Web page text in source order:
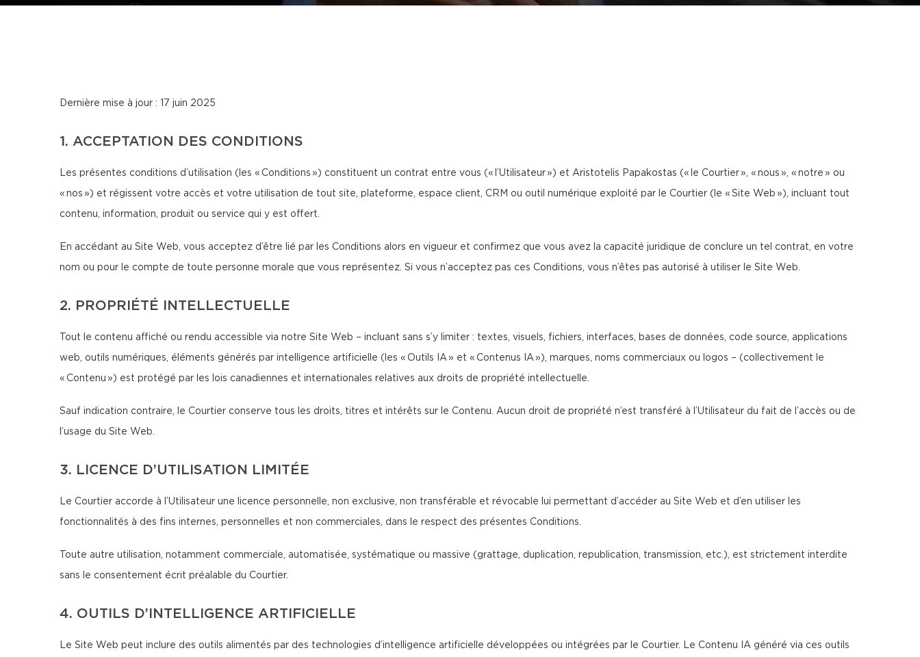
Dernière mise à jour : 17 juin 2025
1. ACCEPTATION DES CONDITIONS
Les présentes conditions d’utilisation (les « Conditions ») constituent un contrat entre vous (« l’Utilisateur ») et Aristotelis Papakostas (« le Courtier », « nous », « notre » ou
« nos ») et régissent votre accès et votre utilisation de tout site, plateforme, espace client, CRM ou outil numérique exploité par le Courtier (le « Site Web »), incluant tout
contenu, information, produit ou service qui y est offert.
En accédant au Site Web, vous acceptez d’être lié par les Conditions alors en vigueur et confirmez que vous avez la capacité juridique de conclure un tel contrat, en votre
nom ou pour le compte de toute personne morale que vous représentez. Si vous n’acceptez pas ces Conditions, vous n’êtes pas autorisé à utiliser le Site Web.
2. PROPRIÉTÉ INTELLECTUELLE
Tout le contenu affiché ou rendu accessible via notre Site Web – incluant sans s’y limiter : textes, visuels, fichiers, interfaces, bases de données, code source, applications
web, outils numériques, éléments générés par intelligence artificielle (les « Outils IA » et « Contenus IA »), marques, noms commerciaux ou logos – (collectivement le
« Contenu ») est protégé par les lois canadiennes et internationales relatives aux droits de propriété intellectuelle.
Sauf indication contraire, le Courtier conserve tous les droits, titres et intérêts sur le Contenu. Aucun droit de propriété n’est transféré à l’Utilisateur du fait de l’accès ou de
l’usage du Site Web.
3. LICENCE D’UTILISATION LIMITÉE
Le Courtier accorde à l’Utilisateur une licence personnelle, non exclusive, non transférable et révocable lui permettant d’accéder au Site Web et d’en utiliser les
fonctionnalités à des fins internes, personnelles et non commerciales, dans le respect des présentes Conditions.
Toute autre utilisation, notamment commerciale, automatisée, systématique ou massive (grattage, duplication, republication, transmission, etc.), est strictement interdite
sans le consentement écrit préalable du Courtier.
4. OUTILS D’INTELLIGENCE ARTIFICIELLE
Le Site Web peut inclure des outils alimentés par des technologies d’intelligence artificielle développées ou intégrées par le Courtier. Le Contenu IA généré via ces outils